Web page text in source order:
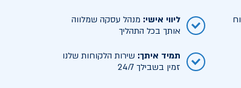
ליווי אישי: מנהל עסקה שמלווה
אותך בכל התהליך
תמיד איתך: שירות הלקוחות שלנו
זמין בשבילך 24/7